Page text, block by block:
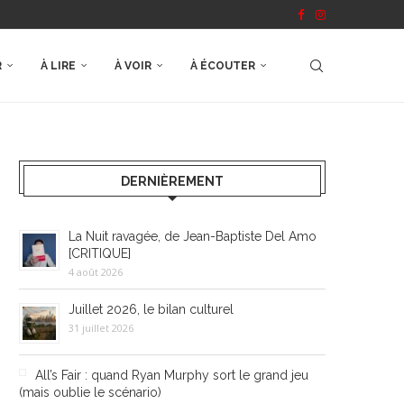
À LIRE À VOIR À ÉCOUTER
DERNIÈREMENT
La Nuit ravagée, de Jean-Baptiste Del Amo
[CRITIQUE]
4 août 2026
Juillet 2026, le bilan culturel
31 juillet 2026
All’s Fair : quand Ryan Murphy sort le grand jeu
(mais oublie le scénario)